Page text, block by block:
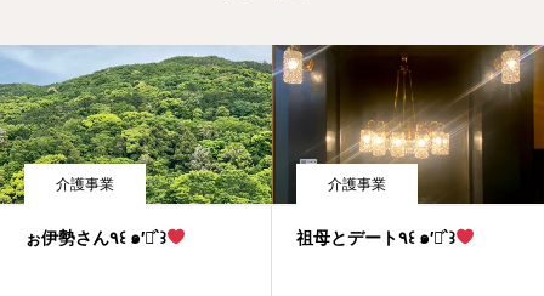
介護事業
ぉ伊勢さん٩꒰ ๑′◡͐`꒱
介護事業
祖母とデート٩꒰ ๑′◡͐`꒱